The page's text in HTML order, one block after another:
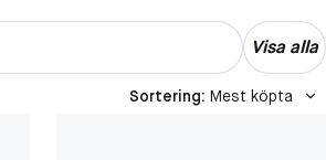
Visa alla
Sortering: Mest köpta